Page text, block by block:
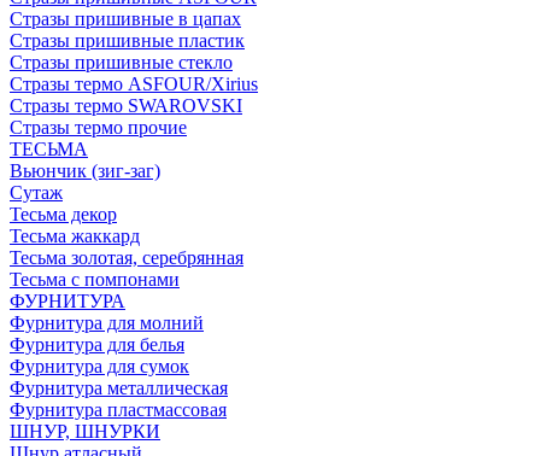
Стразы пришивные в цапах
Стразы пришивные пластик
Стразы пришивные стекло
Стразы термо ASFOUR/Xirius
Стразы термо SWAROVSKI
Стразы термо прочие
ТЕСЬМА
Вьюнчик (зиг-заг)
Сутаж
Тесьма декор
Тесьма жаккард
Тесьма золотая, серебрянная
Тесьма с помпонами
ФУРНИТУРА
Фурнитура для молний
Фурнитура для белья
Фурнитура для сумок
Фурнитура металлическая
Фурнитура пластмассовая
ШНУР, ШНУРКИ